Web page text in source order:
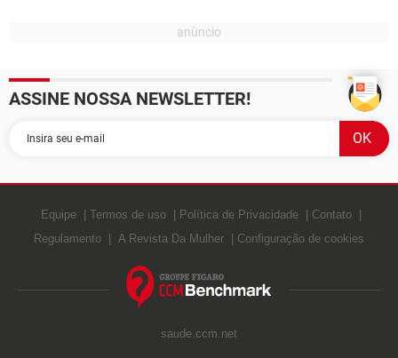
ASSINE NOSSA NEWSLETTER!
Equipe Termos de uso Política de Privacidade
Contato
Regulamento
A Revista Da Mulher Configuração de cookies
saude.ccm.net